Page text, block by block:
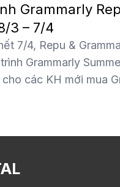
Grammarly
3 – 7/4
7/4, Repu &
Grammarly
cho các KH mới mua